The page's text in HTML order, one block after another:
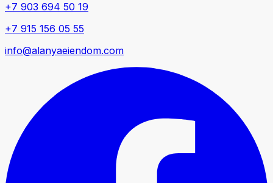
+7 903 694 50 19
+7 915 156 05 55
info@alanyaeiendom.com